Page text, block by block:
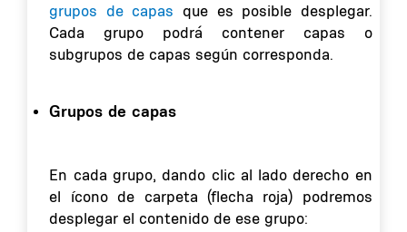
grupos de capas que es posible desplegar.
Cada grupo podrá contener capas o
subgrupos de capas según corresponda.
Grupos de capas
En cada grupo, dando clic al lado derecho en
el ícono de carpeta (flecha roja) podremos
desplegar el contenido de ese grupo: